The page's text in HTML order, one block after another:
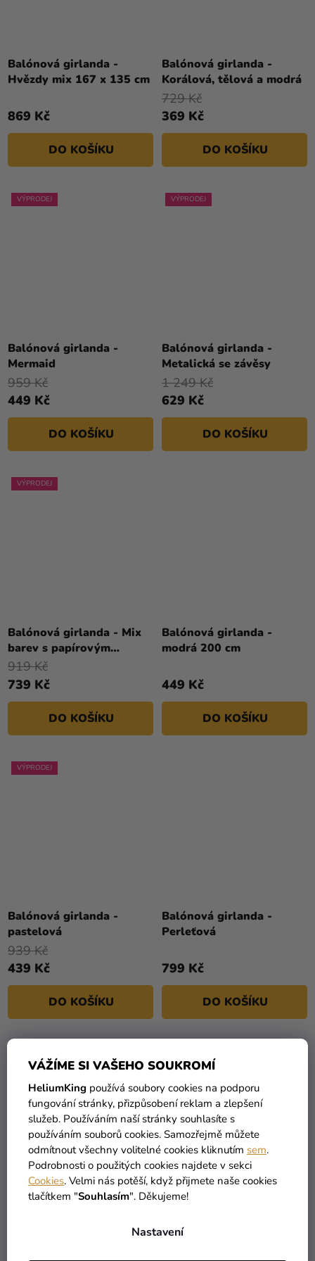
VÁŽÍME SI VAŠEHO SOUKROMÍ
HeliumKing používá soubory cookies na podporu
fungování stránky, přizpůsobení reklam a zlepšení
služeb. Používáním naší stránky souhlasíte s
používáním souborů cookies. Samozřejmě můžete
odmítnout všechny volitelné cookies kliknutím sem.
Podrobnosti o použitých cookies najdete v sekci
Cookies. Velmi nás potěší, když přijmete naše cookies
tlačítkem "Souhlasím". Děkujeme!
Nastavení
Balónová girlanda -
Hvězdy mix 167 x 135 cm
869 Kč
DO KOŠÍKU
Balónová girlanda -
Korálová, tělová a modrá
369 Kč
729 Kč
DO KOŠÍKU
VÝPRODEJ
Balónová girlanda -
Mermaid
449 Kč
959 Kč
DO KOŠÍKU
VÝPRODEJ
Balónová girlanda -
Metalická se závěsy
629 Kč
1 249 Kč
DO KOŠÍKU
VÝPRODEJ
Balónová girlanda - Mix
barev s papírovým
vějířem
739 Kč
919 Kč
DO KOŠÍKU
Balónová girlanda -
modrá 200 cm
449 Kč
DO KOŠÍKU
VÝPRODEJ
Balónová girlanda -
pastelová
439 Kč
939 Kč
DO KOŠÍKU
Balónová girlanda -
Perleťová
799 Kč
DO KOŠÍKU
Balónová girlanda -
Balónová girlanda -
luxus s kvítky
1 429 Kč